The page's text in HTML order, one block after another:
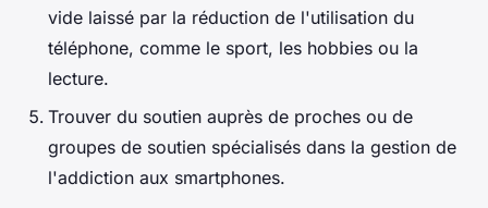
vide laissé par la réduction de l'utilisation du
téléphone, comme le sport, les hobbies ou la
lecture.
Trouver du soutien auprès de proches ou de
groupes de soutien spécialisés dans la gestion de
l'addiction aux smartphones.